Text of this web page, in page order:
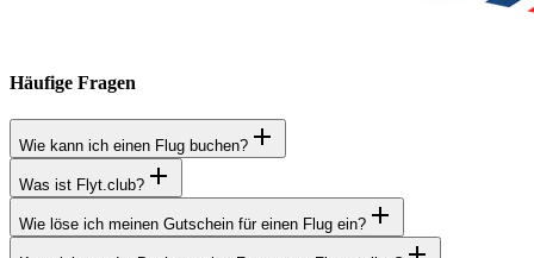
Häufige Fragen
Wie kann ich einen Flug buchen?
Was ist Flyt.club?
Wie löse ich meinen Gutschein für einen Flug ein?